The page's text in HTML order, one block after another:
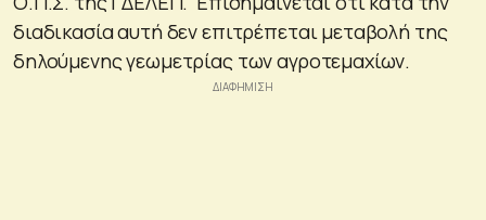
διαδικασία αυτή δεν επιτρέπεται μεταβολή της
δηλούμενης γεωμετρίας των αγροτεμαχίων.